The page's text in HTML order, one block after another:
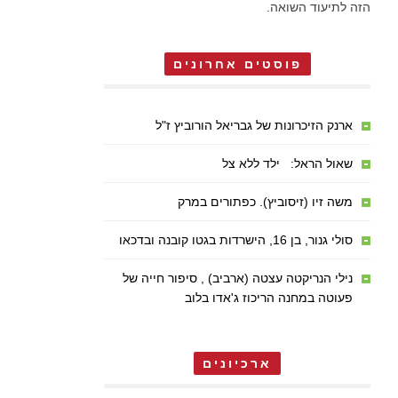
הזה לתיעוד השואה.
פוסטים אחרונים
ארנק הזיכרונות של גבריאל הורוביץ ז"ל
שאול הראל: ילד ללא צל
משה זיו (זיסוביץ). כפתורים במרק
סולי גנור, בן 16, הישרדות בגטו קובנה ובדכאו
נילי הנריקטה עצטה (ארביב) , סיפור חייה של
פעוטה במחנה הריכוז ג'אדו בלוב
ארכיונים